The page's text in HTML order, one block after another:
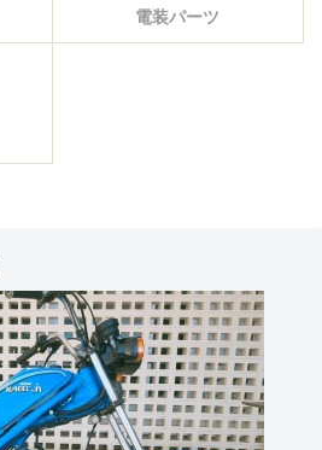
電装パーツ